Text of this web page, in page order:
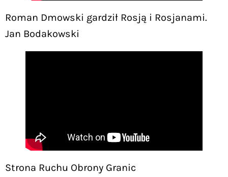
Roman Dmowski gardził Rosją i Rosjanami.
Jan Bodakowski
Strona Ruchu Obrony Granic